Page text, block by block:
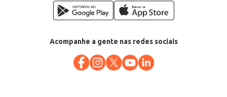
Acompanhe a gente nas redes sociais